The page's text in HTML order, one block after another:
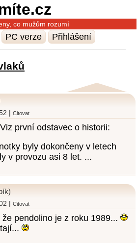
co mužům rozumí
PC verze Přihlášení
|Citovat
první odstavec o historii:
byly dokončeny v letech
v provozu asi 8 let. ...
|Citovat
pendolino je z roku 1989...